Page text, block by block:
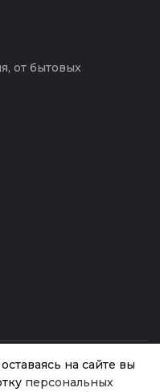
от бытовых
на сайте вы
персональных